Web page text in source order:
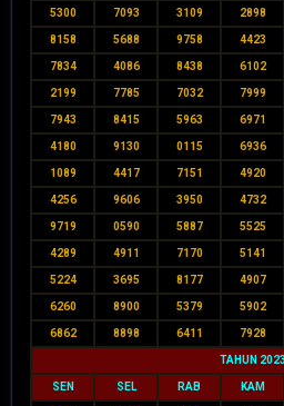
5300 7093 3109 2898
8158 5688 9758 4423
7834 4086 8438 6102
2199 7785 7032 7999
7943 8415 5963 6971
4180 9130 0115 6936
1089 4417 7151 4920
4256 9606 3950 4732
9719 0590 5887 5525
4289 4911 7170 5141
5224 3695 8177 4907
6260 8900 5379 5902
6862 8898 6411 7928
TAHUN 2023
SEN SEL RAB KAM